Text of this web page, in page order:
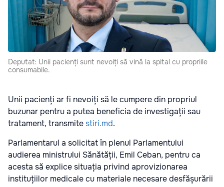
Deputat: Unii pacienți sunt nevoiți să vină la spital cu propriile
consumabile.
Unii pacienți ar fi nevoiți să le cumpere din propriul
buzunar pentru a putea beneficia de investigații sau
tratament, transmitestiri.md.
Parlamentarul a solicitat în plenul Parlamentului
audierea ministrului Sănătății, Emil Ceban, pentru ca
acesta să explice situația privind aprovizionarea
instituțiilor medicale cu materiale necesare desfășurării